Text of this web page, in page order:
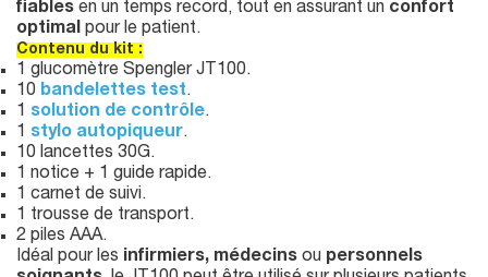
fiables en un temps record, tout en assurant un confort
optimal pour le patient.
Contenu du kit :
1 glucomètre Spengler JT100.
10 bandelettes test.
1 solution de contrôle.
1 stylo autopiqueur.
10 lancettes 30G.
1 notice + 1 guide rapide.
1 carnet de suivi.
1 trousse de transport.
2 piles AAA.
Idéal pour les infirmiers, médecins ou personnels